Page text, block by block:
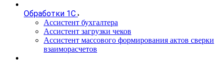
Обработки 1С
Ассистент бухгалтера
Ассистент загрузки чеков
Ассистент массового формирования актов сверки
взаиморасчетов